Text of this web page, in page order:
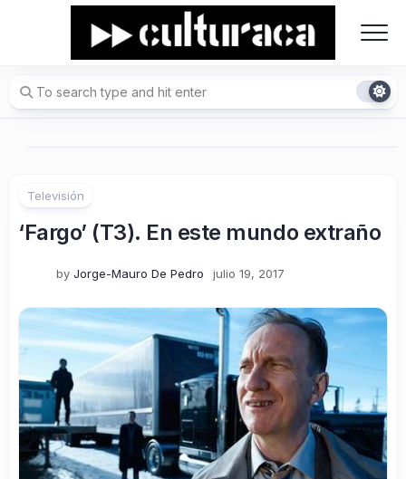
Televisión
‘Fargo’ (T3). En este mundo extraño
by Jorge-Mauro De Pedro julio 19, 2017